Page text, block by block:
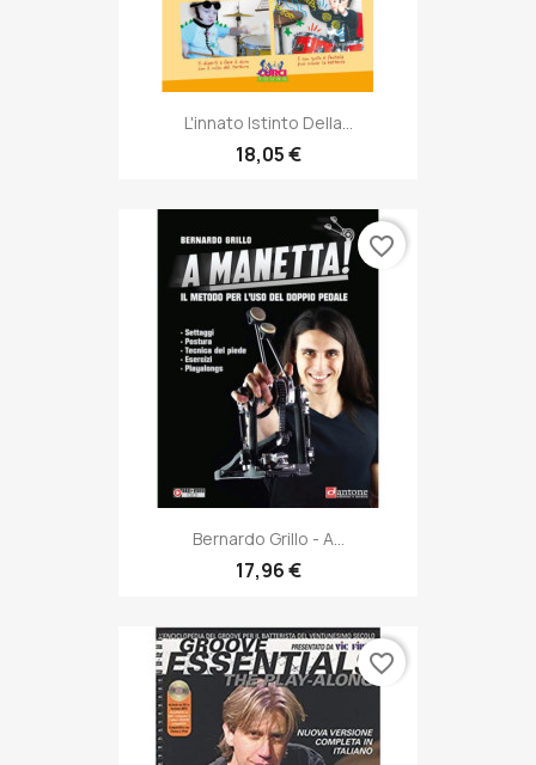
L'innato Istinto Della...
18,05 €
Bernardo Grillo - A...
17,96 €
favorite_border
favorite_border